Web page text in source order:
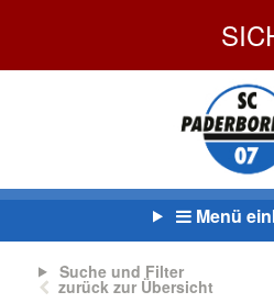
Menü
Suche und Filter
zurück zur Übersicht